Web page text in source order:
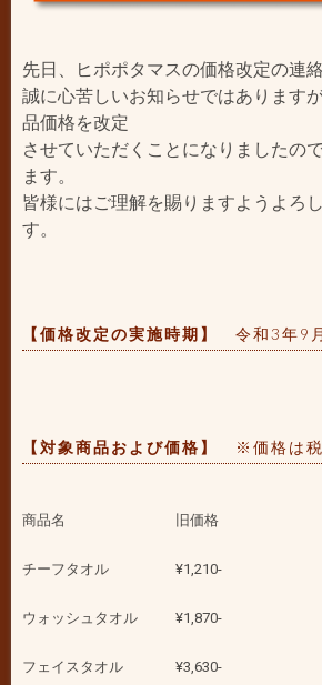
先日、ヒポポタマスの価格改定の連
誠に心苦しいお知らせではあります
品価格を改定
させていただくことになりましたの
ます。
皆様にはご理解を賜りますようよろ
す。
【価格改定の実施時期】 令和3年9
【対象商品および価格】 ※価格は税
商品名 旧価格
チーフタオル ¥1,210-
ウォッシュタオル ¥1,870-
フェイスタオル ¥3,630-